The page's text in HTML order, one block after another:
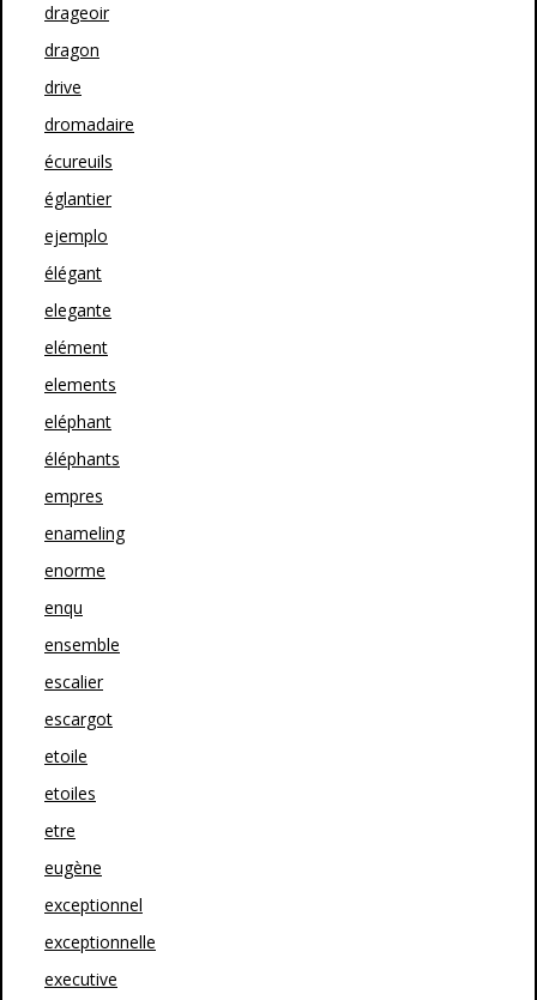
drageoir
dragon
drive
dromadaire
écureuils
églantier
ejemplo
élégant
elegante
elément
elements
eléphant
éléphants
empres
enameling
enorme
enqu
ensemble
escalier
escargot
etoile
etoiles
etre
eugène
exceptionnel
exceptionnelle
executive